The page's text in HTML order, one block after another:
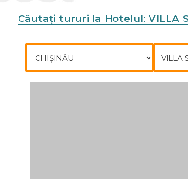
Căutați tururi la Hotelul: VILLA